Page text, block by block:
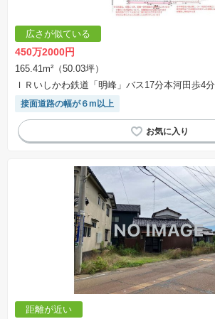
広さが似ている
450万2000円
165.41m²（50.03坪）
ＩＲいしかわ鉄道「明峰」バス17分本河田歩4分
接面道路の幅が６m以上
距離が近い